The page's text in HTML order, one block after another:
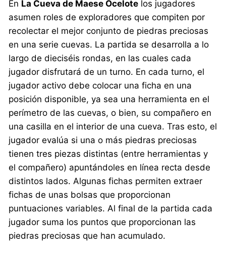
En La Cueva de Maese Ocelote los jugadores
asumen roles de exploradores que compiten por
recolectar el mejor conjunto de piedras preciosas
en una serie cuevas. La partida se desarrolla a lo
largo de dieciséis rondas, en las cuales cada
jugador disfrutará de un turno. En cada turno, el
jugador activo debe colocar una ficha en una
posición disponible, ya sea una herramienta en el
perímetro de las cuevas, o bien, su compañero en
una casilla en el interior de una cueva. Tras esto, el
jugador evalúa si una o más piedras preciosas
tienen tres piezas distintas (entre herramientas y
el compañero) apuntándoles en línea recta desde
distintos lados. Algunas fichas permiten extraer
fichas de unas bolsas que proporcionan
puntuaciones variables. Al final de la partida cada
jugador suma los puntos que proporcionan las
piedras preciosas que han acumulado.